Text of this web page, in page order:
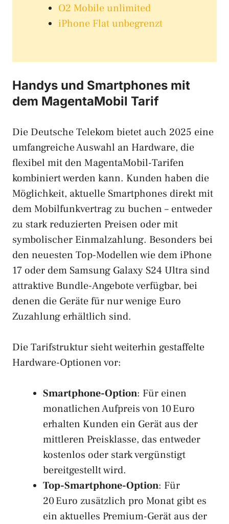
O2 Mobile unlimited
iPhone Flat unbegrenzt
Handys und Smartphones mit
dem MagentaMobil Tarif
Die Deutsche Telekom bietet auch 2025 eine
umfangreiche Auswahl an Hardware, die
flexibel mit den MagentaMobil-Tarifen
kombiniert werden kann. Kunden haben die
Möglichkeit, aktuelle Smartphones direkt mit
dem Mobilfunkvertrag zu buchen – entweder
zu stark reduzierten Preisen oder mit
symbolischer Einmalzahlung. Besonders bei
den neuesten Top-Modellen wie dem iPhone
17 oder dem Samsung Galaxy S24 Ultra sind
attraktive Bundle-Angebote verfügbar, bei
denen die Geräte für nur wenige Euro
Zuzahlung erhältlich sind.
Die Tarifstruktur sieht weiterhin gestaffelte
Hardware-Optionen vor:
Smartphone-Option: Für einen
monatlichen Aufpreis von 10 Euro
erhalten Kunden ein Gerät aus der
mittleren Preisklasse, das entweder
kostenlos oder stark vergünstigt
bereitgestellt wird.
Top-Smartphone-Option: Für
20 Euro zusätzlich pro Monat gibt es
ein aktuelles Premium-Gerät aus der